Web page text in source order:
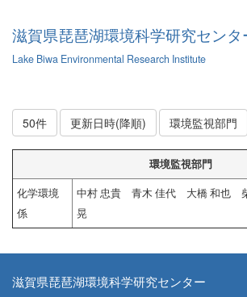
滋賀県琵琶湖環境科学研究センタ
Lake Biwa Environmental Research Institute
50件 更新日時(降順) 環境監視部門
環境監視部門
化学環境
係
中村 忠貴 青木 佳代 大橋 和也
晃
滋賀県琵琶湖環境科学研究センター